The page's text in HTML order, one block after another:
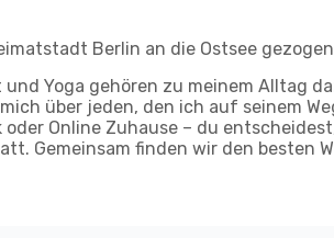
Berlin an die Ostsee
Yoga gehören zu meinem Alltag
über jeden, den ich auf seinem
Online Zuhause – du
Gemeinsam finden wir den besten